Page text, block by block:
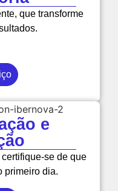
que transforme
e
se de que
primeiro dia.